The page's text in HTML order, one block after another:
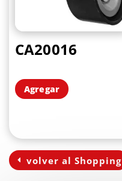
CA20016
Agregar
volver al Shopping